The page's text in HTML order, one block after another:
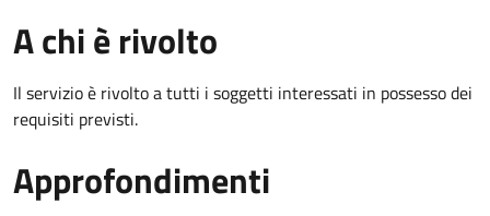
A chi è rivolto
Il servizio è rivolto a tutti i soggetti interessati in possesso dei
requisiti previsti.
Approfondimenti